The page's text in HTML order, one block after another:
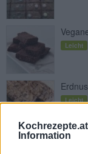
Information
Leicht
Leicht